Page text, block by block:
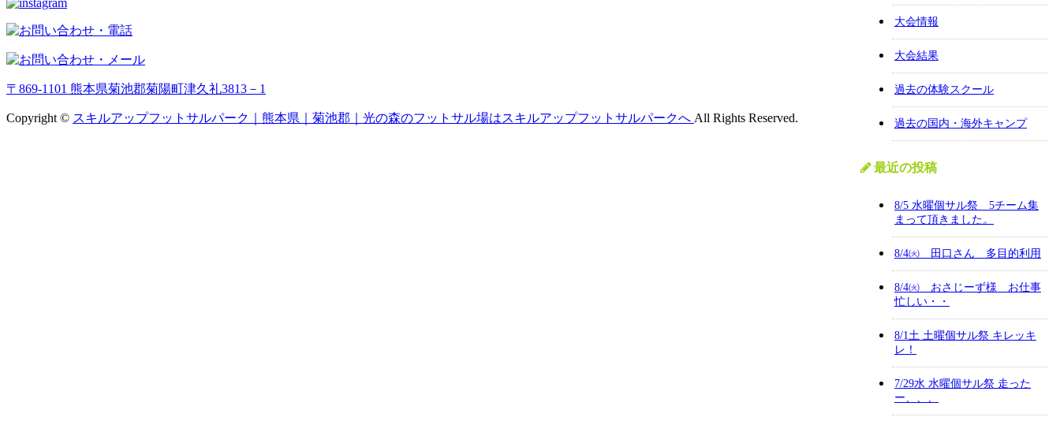
大会情報
大会結果
過去の体験スクール
過去の国内・海外キャンプ
最近の投稿
8/5 水曜個サル祭 5チーム集
まって頂きました。
8/4㈫ 田口さん 多目的利用
8/4㈫ おさじーず様 お仕事
忙しい・・
8/1土 土曜個サル祭 キレッキ
レ！
7/29水 水曜個サル祭 走った
ー、、、
〒869-1101 熊本県菊池郡菊陽町津久礼3813－1
Copyright © スキルアップフットサルパーク｜熊本県｜菊池郡｜光の森のフットサル場はスキルアップフットサルパークへ All Rights Reserved.